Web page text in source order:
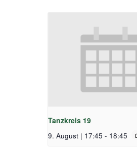
Tanzkreis 19
9. August | 17:45 - 18:45